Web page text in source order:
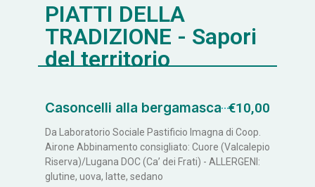
PIATTI DELLA
TRADIZIONE - Sapori
del territorio
Casoncelli alla bergamasca €10,00
Da Laboratorio Sociale Pastificio Imagna di Coop.
Airone Abbinamento consigliato: Cuore (Valcalepio
Riserva)/Lugana DOC (Ca’ dei Frati) - ALLERGENI:
glutine, uova, latte, sedano